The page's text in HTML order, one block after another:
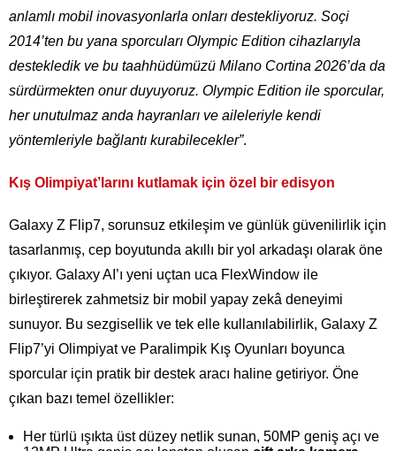
anlamlı mobil inovasyonlarla onları destekliyoruz. Soçi
2014’ten bu yana sporcuları Olympic Edition cihazlarıyla
destekledik ve bu taahhüdümüzü Milano Cortina 2026’da da
sürdürmekten onur duyuyoruz. Olympic Edition ile sporcular,
her unutulmaz anda hayranları ve aileleriyle kendi
yöntemleriyle bağlantı kurabilecekler”.
Kış Olimpiyat’larını kutlamak için özel bir edisyon
Galaxy Z Flip7, sorunsuz etkileşim ve günlük güvenilirlik için
tasarlanmış, cep boyutunda akıllı bir yol arkadaşı olarak öne
çıkıyor. Galaxy AI’ı yeni uçtan uca FlexWindow ile
birleştirerek zahmetsiz bir mobil yapay zekâ deneyimi
sunuyor. Bu sezgisellik ve tek elle kullanılabilirlik, Galaxy Z
Flip7’yi Olimpiyat ve Paralimpik Kış Oyunları boyunca
sporcular için pratik bir destek aracı haline getiriyor. Öne
çıkan bazı temel özellikler:
Her türlü ışıkta üst düzey netlik sunan, 50MP geniş açı ve